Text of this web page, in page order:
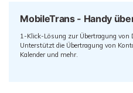
MobileTrans - Handy
1-Klick-Lösung zur Übertragung von
Unterstützt die Übertragung von
Kalender und mehr.